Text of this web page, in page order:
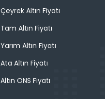
Çeyrek Altın Fiyatı
Tam Altın Fiyatı
Yarım Altın Fiyatı
Ata Altın Fiyatı
Altın ONS Fiyatı